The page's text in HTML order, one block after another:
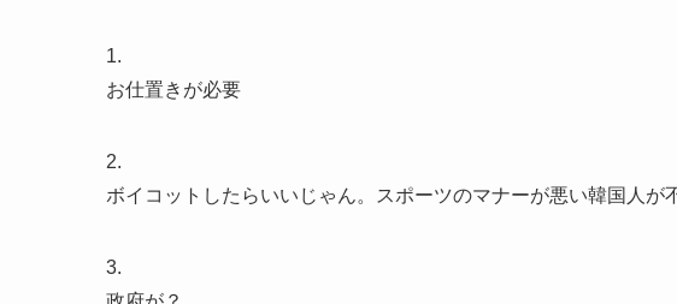
1.
お仕置きが必要
2.
ボイコットしたらいいじゃん。スポーツのマナーが悪い韓国人が
3.